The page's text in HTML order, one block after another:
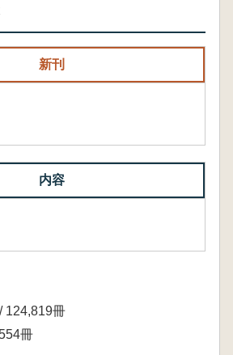
新刊
内容
124,819冊
冊